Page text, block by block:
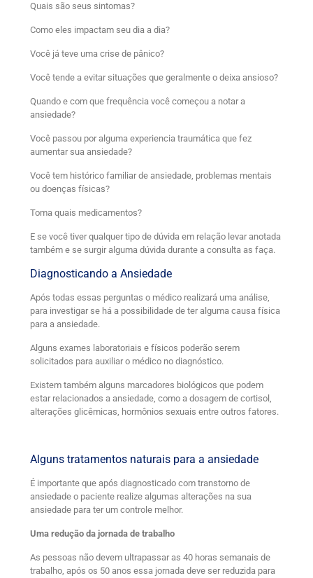
Quais são seus sintomas?
Como eles impactam seu dia a dia?
Você já teve uma crise de pânico?
Você tende a evitar situações que geralmente o deixa ansioso?
Quando e com que frequência você começou a notar a
ansiedade?
Você passou por alguma experiencia traumática que fez
aumentar sua ansiedade?
Você tem histórico familiar de ansiedade, problemas mentais
ou doenças físicas?
Toma quais medicamentos?
E se você tiver qualquer tipo de dúvida em relação levar anotada
também e se surgir alguma dúvida durante a consulta as faça.
Diagnosticando a Ansiedade
Após todas essas perguntas o médico realizará uma análise,
para investigar se há a possibilidade de ter alguma causa física
para a ansiedade.
Alguns exames laboratoriais e físicos poderão serem
solicitados para auxiliar o médico no diagnóstico.
Existem também alguns marcadores biológicos que podem
estar relacionados a ansiedade, como a dosagem de cortisol,
alterações glicêmicas, hormônios sexuais entre outros fatores.
Alguns tratamentos naturais para a ansiedade
É importante que após diagnosticado com transtorno de
ansiedade o paciente realize algumas alterações na sua
ansiedade para ter um controle melhor.
Uma redução da jornada de trabalho
As pessoas não devem ultrapassar as 40 horas semanais de
trabalho, após os 50 anos essa jornada deve ser reduzida para